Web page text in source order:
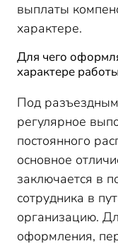
выплаты
характере.
Для чего
характере работы
Под
регулярное
постоянного
основное
заключается в
сотрудника в
организацию.
оформления,